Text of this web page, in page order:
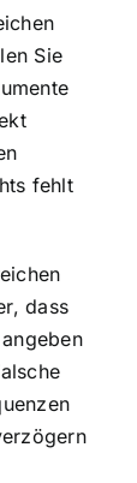
Sie
fehlt
dass